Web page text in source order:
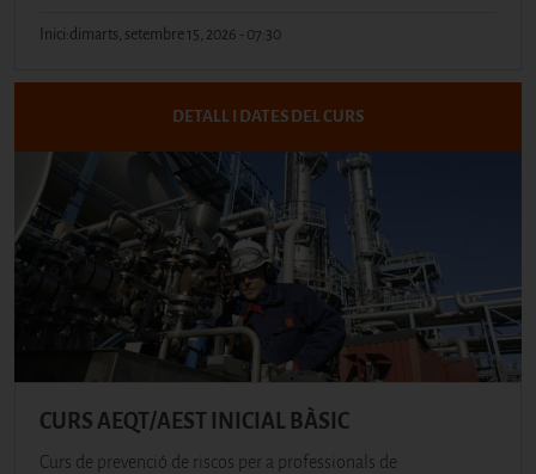
Inici:dimarts, setembre 15, 2026 - 07:30
DETALL I DATES DEL CURS
CURS AEQT/AEST INICIAL BÀSIC
Curs de prevenció de riscos per a professionals de